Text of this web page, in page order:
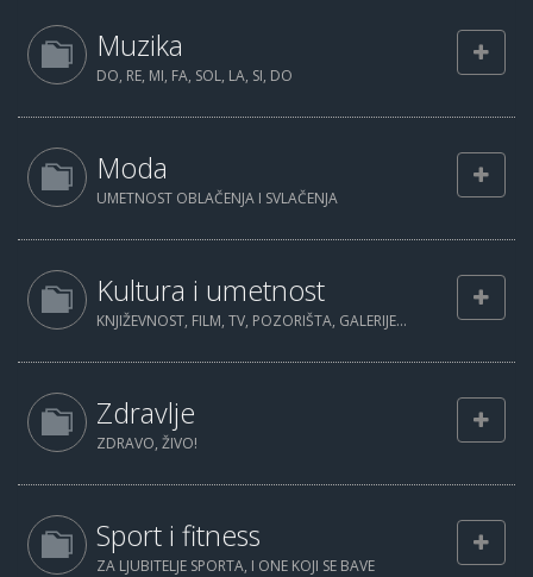
Muzika
DO, RE, MI, FA, SOL, LA, SI, DO
Moda
UMETNOST OBLAČENJA I SVLAČENJA
Kultura i umetnost
KNJIŽEVNOST, FILM, TV, POZORIŠTA, GALERIJE...
Zdravlje
ZDRAVO, ŽIVO!
Sport i fitness
ZA LJUBITELJE SPORTA, I ONE KOJI SE BAVE